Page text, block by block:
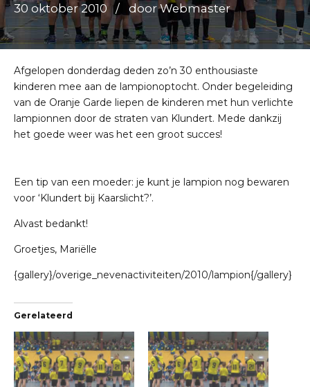
30 oktober 2010 door Webmaster
Afgelopen donderdag deden zo’n 30 enthousiaste
kinderen mee aan de lampionoptocht. Onder begeleiding
van de Oranje Garde liepen de kinderen met hun verlichte
lampionnen door de straten van Klundert. Mede dankzij
het goede weer was het een groot succes!
Een tip van een moeder: je kunt je lampion nog bewaren
voor ‘Klundert bij Kaarslicht?’.
Alvast bedankt!
Groetjes, Mariëlle
{gallery}/overige_nevenactiviteiten/2010/lampion{/gallery}
Gerelateerd